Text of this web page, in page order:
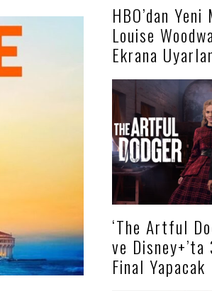
HBO’dan
Louise
Ekrana
‘The Artful
ve Disney+’ta
Final Yapacak